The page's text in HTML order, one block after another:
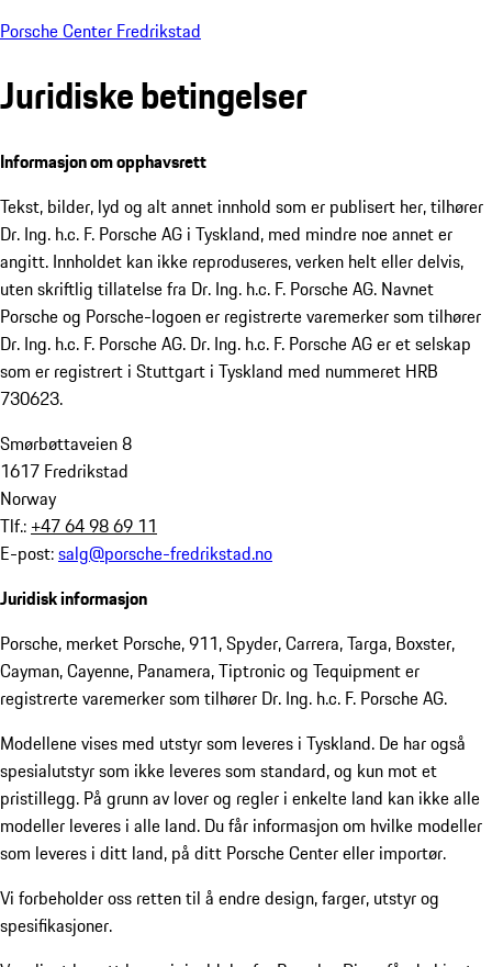
Porsche Center Fredrikstad
Juridiske betingelser
Informasjon om opphavsrett
Tekst, bilder, lyd og alt annet innhold som er publisert her, tilhører
Dr. Ing. h.c. F. Porsche AG i Tyskland, med mindre noe annet er
angitt. Innholdet kan ikke reproduseres, verken helt eller delvis,
uten skriftlig tillatelse fra Dr. Ing. h.c. F. Porsche AG. Navnet
Porsche og Porsche-logoen er registrerte varemerker som tilhører
Dr. Ing. h.c. F. Porsche AG. Dr. Ing. h.c. F. Porsche AG er et selskap
som er registrert i Stuttgart i Tyskland med nummeret HRB
730623.
Smørbøttaveien 8
1617 Fredrikstad
Norway
Tlf.: +47 64 98 69 11
E-post:salg@porsche-fredrikstad.no
Juridisk informasjon
Porsche, merket Porsche, 911, Spyder, Carrera, Targa, Boxster,
Cayman, Cayenne, Panamera, Tiptronic og Tequipment er
registrerte varemerker som tilhører Dr. Ing. h.c. F. Porsche AG.
Modellene vises med utstyr som leveres i Tyskland. De har også
spesialutstyr som ikke leveres som standard, og kun mot et
pristillegg. På grunn av lover og regler i enkelte land kan ikke alle
modeller leveres i alle land. Du får informasjon om hvilke modeller
som leveres i ditt land, på ditt Porsche Center eller importør.
Vi forbeholder oss retten til å endre design, farger, utstyr og
spesifikasjoner.